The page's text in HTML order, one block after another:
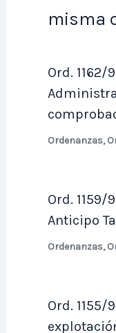
misma
Ord. 1162/
Ordenanzas,
Ord. 1159/
Anticipo
Ordenanzas,
Ord. 1155/